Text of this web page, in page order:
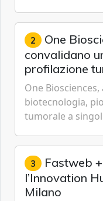
sostenibilità
2 One Biosciences annuncia dati che
convalidano
profilazione
singole cellule
One
biotecnologia,
tumorale a
espressione
3 Fastweb +
l’Innovation
Milano